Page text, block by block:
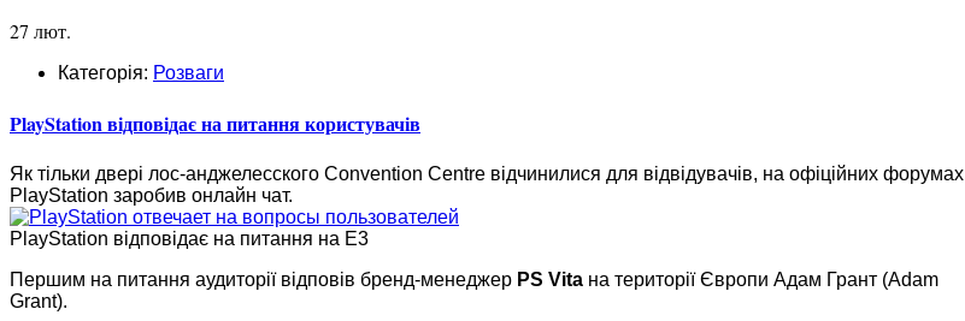
27 лют.
Категорія: Розваги
PlayStation відповідає на питання користувачів
Як тільки двері лос-анджелесского Convention Centre відчинилися для відвідувачів, на офіційних форумах
PlayStation заробив онлайн чат.
PlayStation відповідає на питання на E3
Першим на питання аудиторії відповів бренд-менеджер PS Vita на території Європи Адам Грант (Adam
Grant).